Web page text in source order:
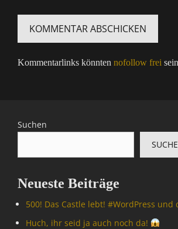
Kommentarlinks könnten nofollow frei
Suchen
Neueste Beiträge
500! Das Castle lebt! #WordPress und
Huch, ihr seid ja auch noch da!